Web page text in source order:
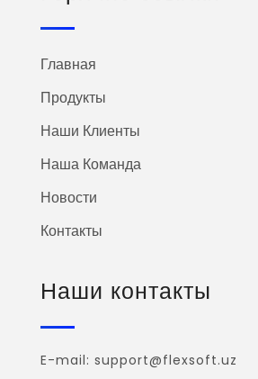
Главная
Продукты
Наши Клиенты
Наша Команда
Новости
Контакты
Наши контакты
E-mail: support@flexsoft.uz